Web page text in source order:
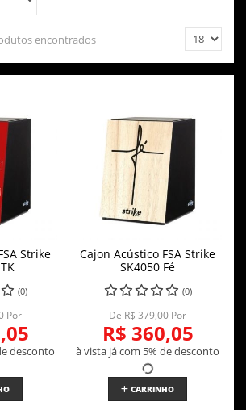
encontrados
Strike
(0)
Por
desconto
Cajon Acústico FSA Strike
SK4050 Fé
(0)
De R$ 379,00 Por
R$ 360,05
à vista já com 5% de desconto
CARRINHO